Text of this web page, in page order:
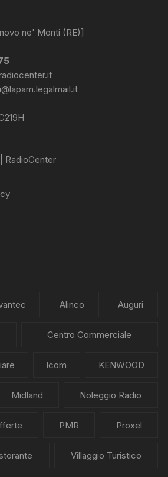
ne' Monti (RE)]
RadioCenter
Alinco Auguri
Centro Commerciale
Icom KENWOOD
Midland Noleggio Radio
PMR Proxel
Villaggio Turistico